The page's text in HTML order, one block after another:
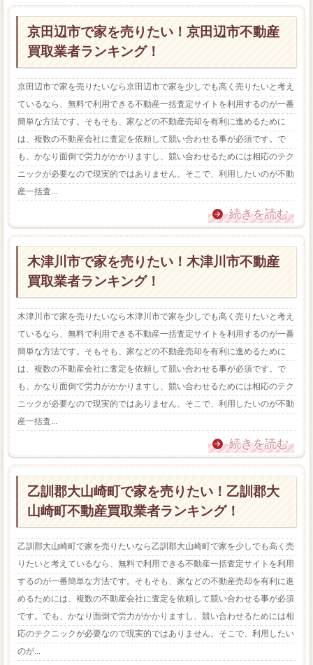
京田辺市で家を売りたい！京田辺市不動産
買取業者ランキング！
京田辺市で家を売りたいなら京田辺市で家を少しでも高く売りたいと考え
ているなら、無料で利用できる不動産一括査定サイトを利用するのが一番
簡単な方法です。そもそも、家などの不動産売却を有利に進めるために
は、複数の不動産会社に査定を依頼して競い合わせる事が必須です。で
も、かなり面倒で労力がかかりますし、競い合わせるためには相応のテク
ニックが必要なので現実的ではありません。そこで、利用したいのが不動
産一括査...
続きを読む
木津川市で家を売りたい！木津川市不動産
買取業者ランキング！
木津川市で家を売りたいなら木津川市で家を少しでも高く売りたいと考え
ているなら、無料で利用できる不動産一括査定サイトを利用するのが一番
簡単な方法です。そもそも、家などの不動産売却を有利に進めるために
は、複数の不動産会社に査定を依頼して競い合わせる事が必須です。で
も、かなり面倒で労力がかかりますし、競い合わせるためには相応のテク
ニックが必要なので現実的ではありません。そこで、利用したいのが不動
産一括査...
続きを読む
乙訓郡大山崎町で家を売りたい！乙訓郡大
山崎町不動産買取業者ランキング！
乙訓郡大山崎町で家を売りたいなら乙訓郡大山崎町で家を少しでも高く売
りたいと考えているなら、無料で利用できる不動産一括査定サイトを利用
するのが一番簡単な方法です。そもそも、家などの不動産売却を有利に進
めるためには、複数の不動産会社に査定を依頼して競い合わせる事が必須
です。でも、かなり面倒で労力がかかりますし、競い合わせるためには相
応のテクニックが必要なので現実的ではありません。そこで、利用したい
のが...